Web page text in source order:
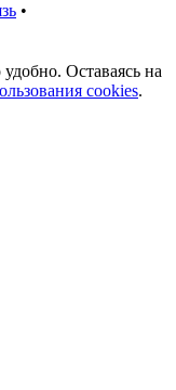
•
Оставаясь на
cookies.